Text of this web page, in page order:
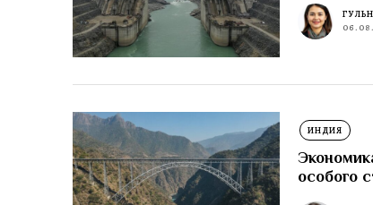
ИНДИЯ
особого